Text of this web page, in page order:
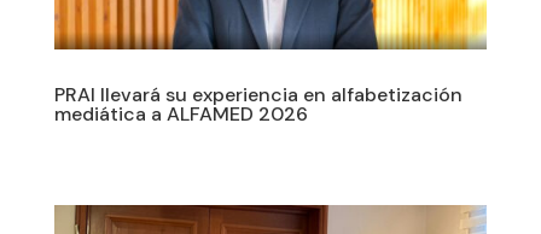
PRAI llevará su experiencia en alfabetización
mediática a ALFAMED 2026